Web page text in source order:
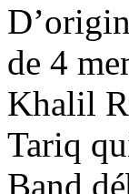
de 4
Khalil
Tariq
Band